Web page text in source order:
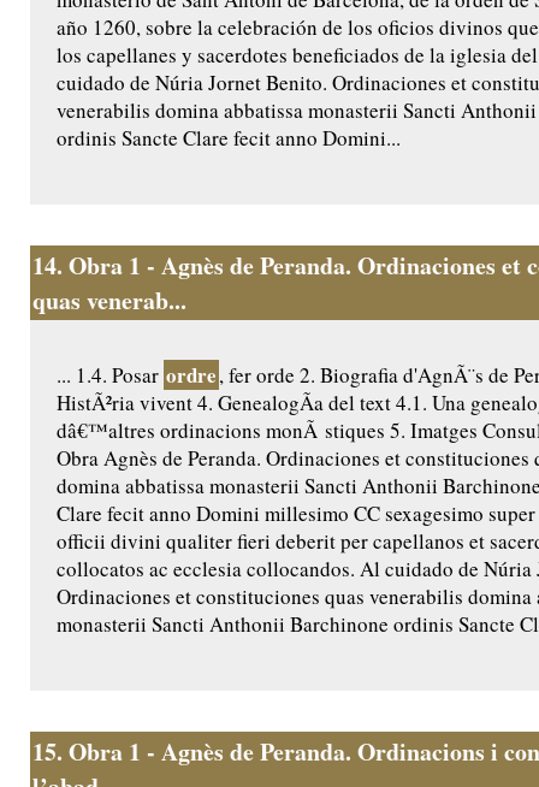
año 1260, sobre la celebración de los oficios divinos
los capellanes y sacerdotes beneficiados de la iglesia
cuidado de Núria Jornet Benito. Ordinaciones et
venerabilis domina abbatissa monasterii Sancti
ordinis Sancte Clare fecit anno Domini...
14. Obra 1 - Agnès de Peranda. Ordinaciones et
quas venerab...
... 1.4. Posar ordre, fer orde 2. Biografia d'AgnÃ¨s de
HistÃ²ria vivent 4. GenealogÃ­a del text 4.1. Una
dâ€™altres ordinacions monÃ stiques 5. Imatges
Obra Agnès de Peranda. Ordinaciones et constituciones
domina abbatissa monasterii Sancti Anthonii
Clare fecit anno Domini millesimo CC sexagesimo
officii divini qualiter fieri deberit per capellanos et
collocatos ac ecclesia collocandos. Al cuidado de Núria
Ordinaciones et constituciones quas venerabilis domina
monasterii Sancti Anthonii Barchinone ordinis Sancte
15. Obra 1 - Agnès de Peranda. Ordinacions i